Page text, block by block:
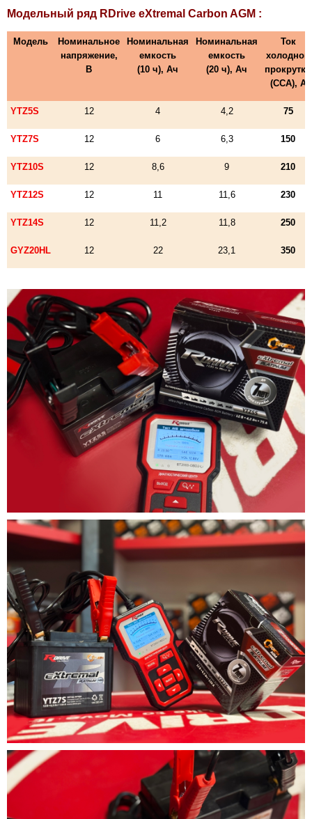
Модельный ряд RDrive eXtremal Carbon AGM :
Модель
Номинальное
напряжение,
В
Номинальная
емкость
(10 ч), Ач
Номинальная
емкость
(20 ч), Ач
Ток
холодной
прокрутки
(ССА), А
YTZ5S 12 4 4,2 75
YTZ7S 12 6 6,3 150
YTZ10S 12 8,6 9 210
YTZ12S 12 11 11,6 230
YTZ14S 12 11,2 11,8 250
GYZ20HL 12 22 23,1 350